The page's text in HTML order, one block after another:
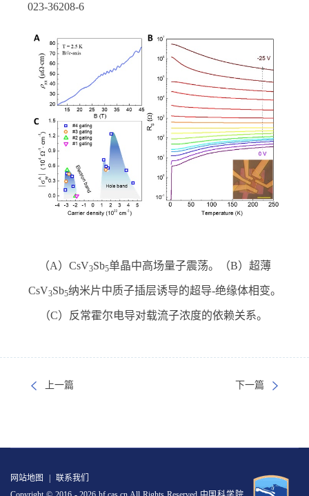
023-36208-6
（A） CsV3Sb5单晶中高场量子震荡。（B）超薄
CsV3Sb5纳米片中质子插层诱导的超导-绝缘体相变。
（C）反常霍尔电导对载流子浓度的依赖关系。
上一篇 下一篇
网站地图 | 联系我们